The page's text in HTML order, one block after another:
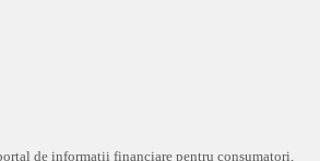
de informații financiare pentru consumatori,